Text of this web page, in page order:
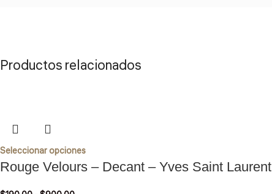
Productos relacionados
Seleccionar opciones
Rouge Velours – Decant – Yves Saint Laurent